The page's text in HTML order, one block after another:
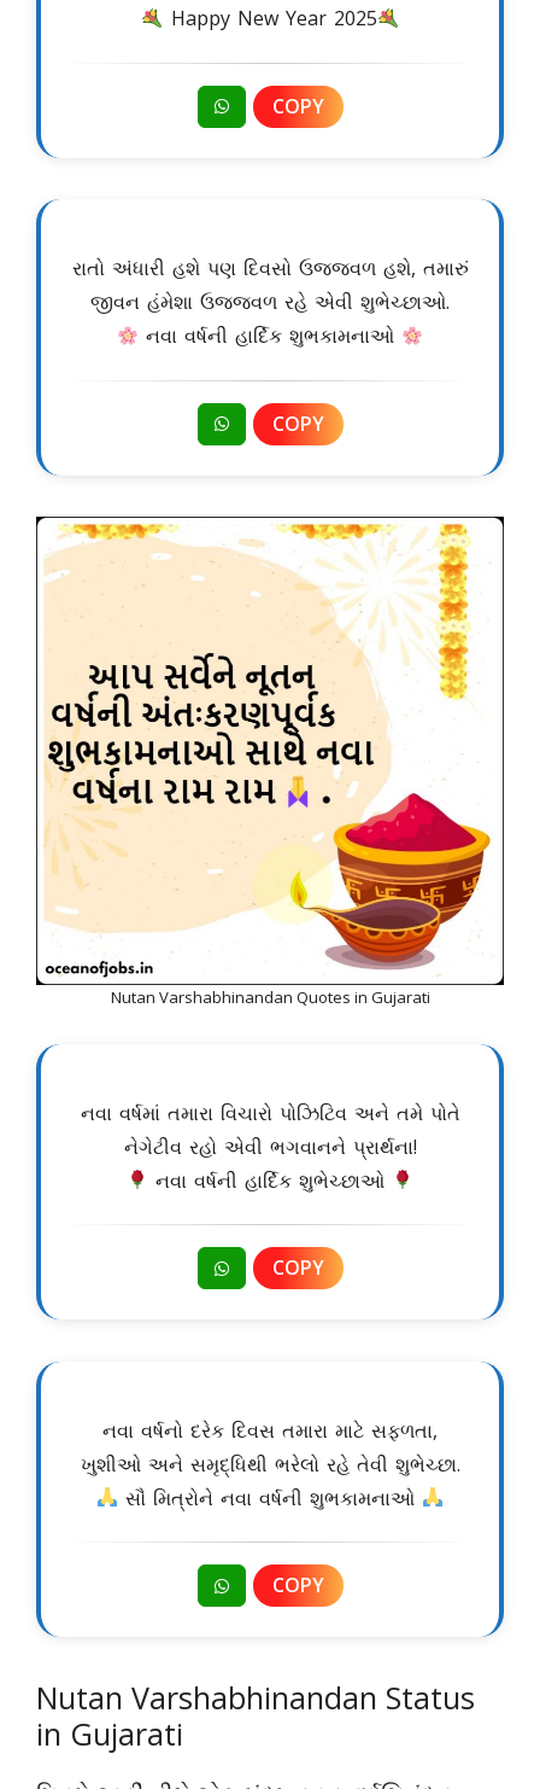
Happy New Year 2025
COPY
રાતો અંધારી હશે પણ દિવસો ઉજ્જવળ હશે, તમારું
જીવન હંમેશા ઉજ્જવળ રહે એવી શુભેચ્છાઓ.
નવા વર્ષની હાર્દિક શુભકામનાઓ
COPY
Nutan Varshabhinandan Quotes in Gujarati
નવા વર્ષમાં તમારા વિચારો પોઝિટિવ અને તમે પોતે
નેગેટીવ રહો એવી ભગવાનને પ્રાર્થના!
નવા વર્ષની હાર્દિક શુભેચ્છાઓ
COPY
નવા વર્ષનો દરેક દિવસ તમારા માટે સફળતા,
ખુશીઓ અને સમૃદ્ધિથી ભરેલો રહે તેવી શુભેચ્છા.
સૌ મિત્રોને નવા વર્ષની શુભકામનાઓ
COPY
Nutan Varshabhinandan Status
in Gujarati